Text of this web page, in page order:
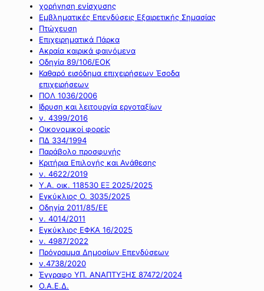
χορήγηση ενίσχυσης
Εμβληματικές Επενδύσεις Εξαιρετικής Σημασίας
Πτώχευση
Επιχειρηματικά Πάρκα
Ακραία καιρικά φαινόμενα
Οδηγία 89/106/ΕΟΚ
Καθαρό εισόδημα επιχειρήσεων Έσοδα
επιχειρήσεων
ΠΟΛ 1036/2006
Ιδρυση και λειτουργία εργοταξίων
ν. 4399/2016
Οικονομικοί φορείς
ΠΔ 334/1994
Παράβολο προσφυγής
Κριτήρια Επιλογής και Ανάθεσης
ν. 4622/2019
Υ.Α. οικ. 118530 ΕΞ 2025/2025
Εγκύκλιος Ο. 3035/2025
Οδηγία 2011/85/ΕΕ
ν. 4014/2011
Εγκύκλιος ΕΦΚΑ 16/2025
ν. 4987/2022
Πρόγραμμα Δημοσίων Επενδύσεων
ν.4738/2020
Έγγραφο ΥΠ. ΑΝΑΠΤΥΞΗΣ 87472/2024
Ο.Α.Ε.Δ.